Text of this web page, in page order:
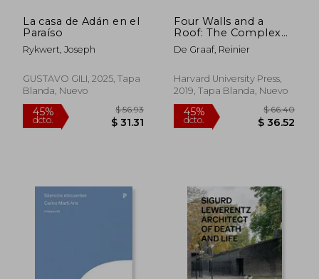
La casa de Adán en el
Paraíso
Rykwert, Joseph
GUSTAVO GILI, 2025, Tapa
Blanda, Nuevo
Four Walls and a
Roof: The Complex
Nature of a Simple
Profession (en Inglés)
De Graaf, Reinier
Harvard University Press,
2019, Tapa Blanda, Nuevo